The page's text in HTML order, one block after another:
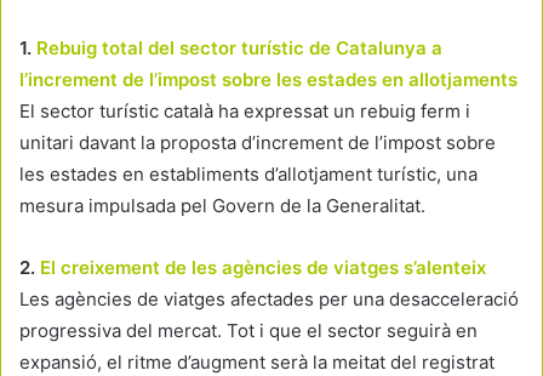
1. Rebuig total del sector turístic de Catalunya a
l’increment de l’impost sobre les estades en allotjaments
El sector turístic català ha expressat un rebuig ferm i
unitari davant la proposta d’increment de l’impost sobre
les estades en establiments d’allotjament turístic, una
mesura impulsada pel Govern de la Generalitat.
2. El creixement de les agències de viatges s’alenteix
Les agències de viatges afectades per una desacceleració
progressiva del mercat. Tot i que el sector seguirà en
expansió, el ritme d’augment serà la meitat del registrat